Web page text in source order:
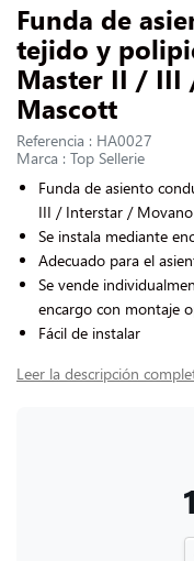
Funda de
tejido y
Master II /
Mascott
Referencia : HA0027
Marca : Top Sellerie
Funda de asiento
III / Interstar /
Se instala mediante
Adecuado para el
Se vende
encargo con montaje
Fácil de instalar
Leer la descripción